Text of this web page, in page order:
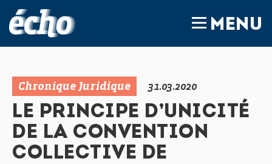
MENU
Chronique Juridique 31.03.2020
LE PRINCIPE D’UNICITÉ
DE LA CONVENTION
COLLECTIVE DE